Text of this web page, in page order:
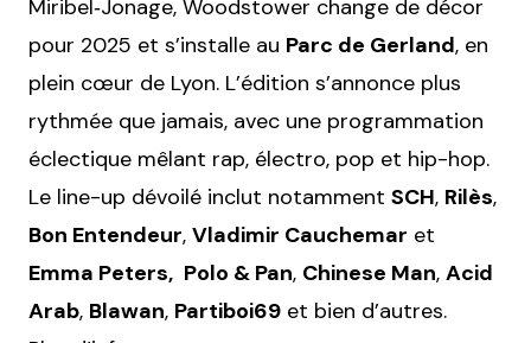
Miribel‑Jonage, Woodstower change de décor
pour 2025 et s’installe au Parc de Gerland, en
plein cœur de Lyon. L’édition s’annonce plus
rythmée que jamais, avec une programmation
éclectique mêlant rap, électro, pop et hip-hop.
Le line-up dévoilé inclut notamment SCH, Rilès,
Bon Entendeur, Vladimir Cauchemar et
Emma Peters, Polo & Pan, Chinese Man, Acid
Arab, Blawan, Partiboi69 et bien d’autres.